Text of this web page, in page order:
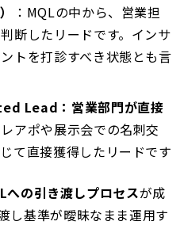
：MQLの中から、営業担
断したリードです。インサ
トを打診すべき状態とも言
Lead：営業部門が直接
レアポや展示会での名刺交
て直接獲得したリードです
への引き渡しプロセスが成
し基準が曖昧なまま運用す